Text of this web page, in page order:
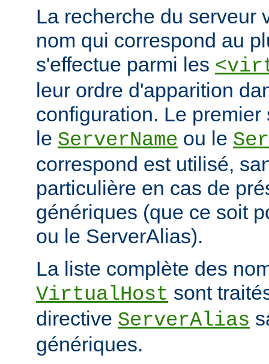
La recherche du serveur
nom qui correspond au
s'effectue parmi les
leur ordre d'apparition
configuration. Le
le ServerName ou le
correspond est utilisé,
particulière en cas de
génériques (que ce soit
ou le ServerAlias).
La liste complète des
VirtualHost sont
directive ServerAlias
génériques.